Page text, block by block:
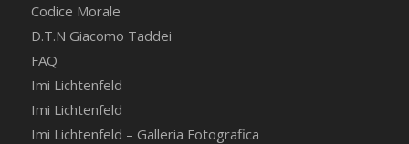
Codice Morale
D.T.N Giacomo Taddei
FAQ
Imi Lichtenfeld
Imi Lichtenfeld
Imi Lichtenfeld – Galleria Fotografica